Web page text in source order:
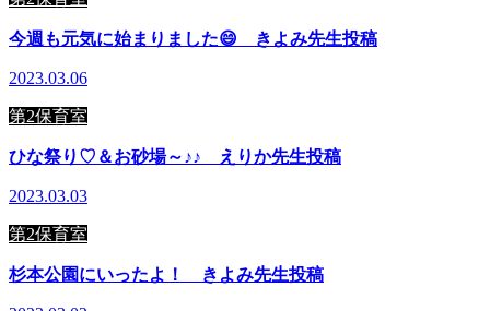
今週も元気に始まりました😄 きよみ先生投稿
2023.03.06
第2保育室
ひな祭り♡＆お砂場～♪♪ えりか先生投稿
2023.03.03
第2保育室
杉本公園にいったよ！ きよみ先生投稿